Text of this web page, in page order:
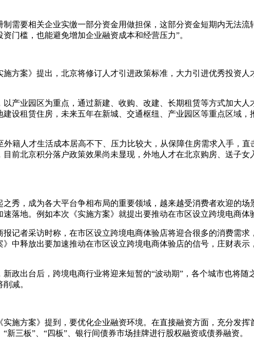
要相关企业实缴一部分资金用做担保，这部分资金短期内无法流
门槛，也能避免增加企业融资成本和经营压力”。
案》提出，北京将修订人才引进政策标准，大力引进优秀投资人
业园区为重点，通过新建、收购、改建、长期租赁等方式加大人
设租赁住房，未来五年在新城、交通枢纽、产业园区等重点区域
籍人才生活成本居高不下、压力比较大，从保障住房需求入手，直
前北京积分落户政策效果尚未显现，外地人才在北京购房、送子
，成为各大平台争相布局的重要领域，越来越受消费者欢迎的场
落地。例如本次《实施方案》就提出要推动在市区设立跨境电商体
者采访时称，在市区设立跨境电商体验店将迎合很多的消费需求
中释放出要加速推动在市区设立跨境电商体验店的信号，庄财表
出台后，跨境电商行业将迎来短暂的“波动期”，各个城市也将随
减。
方案》提到，要优化企业融资环境。在直接融资方面，充分发挥
三板”、“四板”、银行间债券市场挂牌进行股权融资或债券融资。